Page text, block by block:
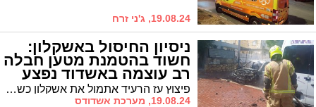
19.08.24, ג'ני זרח
ניסיון החיסול באשקלון:
חשוד בהטמנת מטען חבלה
רב עוצמה באשדוד נפצע
פיצוץ עז הרעיד אתמול את אשקלון כשמטען חבלה שהתפוצץ ברכב גרם לפציעת שניים באורח קל. אחד הנפגעים בפיצוץ הוא תושב אשדוד שנעצר בחודש עבר בחשד להטמנת מטען חבלה רב עוצמה ברכב ברובע ט"ז
19.08.24, מערכת אשדודס